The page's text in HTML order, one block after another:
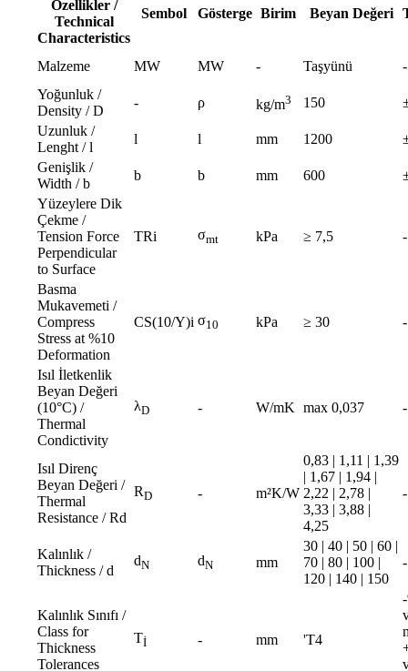
Özellikler /
Technical
Characteristics
Sembol Gösterge Birim Beyan Değeri
Malzeme MW MW - Taşyünü
-
Yoğunluk /
Density / D
- ρ kg/m3 150
Uzunluk /
Lenght / l
l l mm 1200
Genişlik /
Width / b
b b mm 600
Yüzeylere Dik
Çekme /
Tension Force
Perpendicular
to Surface
TRi σmt kPa ≥ 7,5 -
Basma
Mukavemeti /
Compress
Stress at %10
Deformation
CS(10/Y)i σ10 kPa ≥ 30 -
Isıl İletkenlik
Beyan Değeri
(10°C) /
Thermal
Condictivity
λD - W/mK max 0,037 -
Isıl Direnç
Beyan Değeri /
Thermal
Resistance / Rd
RD - m²K/W
0,83 | 1,11 | 1,39
| 1,67 | 1,94 |
2,22 | 2,78 |
3,33 | 3,88 |
4,25
-
Kalınlık /
Thickness / d
dN dN mm
30 | 40 | 50 | 60 |
70 | 80 | 100 |
120 | 140 | 150
-
Kalınlık Sınıfı /
Class for
Thickness
Tolerances
Tİ - mm 'T4